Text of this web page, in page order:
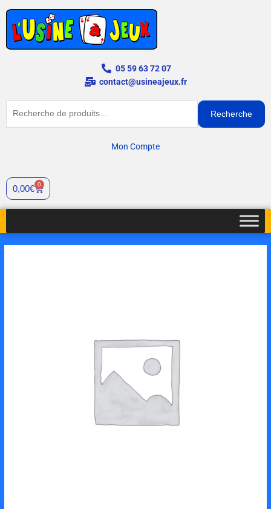
contenu
05 59 63 72 07
contact@usineajeux.fr
Recherche
Mon Compte
0,00€ 0
Panier